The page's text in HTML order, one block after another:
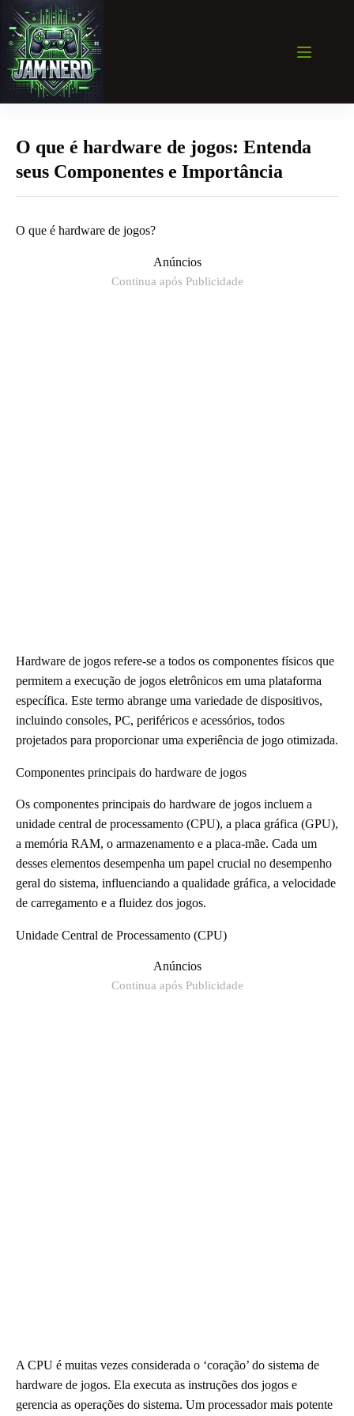
para
conteúdo
O que é hardware de jogos: Entenda
seus Componentes e Importância
O que é hardware de jogos?
Anúncios
Continua após Publicidade
Hardware de jogos refere-se a todos os componentes físicos que
permitem a execução de jogos eletrônicos em uma plataforma
específica. Este termo abrange uma variedade de dispositivos,
incluindo consoles, PC, periféricos e acessórios, todos
projetados para proporcionar uma experiência de jogo otimizada.
Componentes principais do hardware de jogos
Os componentes principais do hardware de jogos incluem a
unidade central de processamento (CPU), a placa gráfica (GPU),
a memória RAM, o armazenamento e a placa-mãe. Cada um
desses elementos desempenha um papel crucial no desempenho
geral do sistema, influenciando a qualidade gráfica, a velocidade
de carregamento e a fluidez dos jogos.
Unidade Central de Processamento (CPU)
Anúncios
Continua após Publicidade
A CPU é muitas vezes considerada o ‘coração’ do sistema de
hardware de jogos. Ela executa as instruções dos jogos e
gerencia as operações do sistema. Um processador mais potente